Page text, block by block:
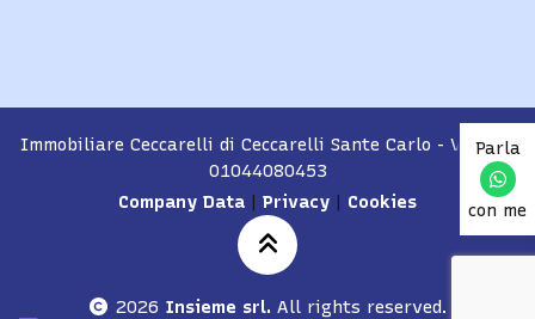
Immobiliare Ceccarelli di Ceccarelli Sante Carlo - VAT No.
01044080453
Company Data
Privacy Cookies
2026 Insieme srl. All rights reserved.
Parla
con me